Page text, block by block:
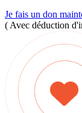
Je fais un don
( Avec déduction